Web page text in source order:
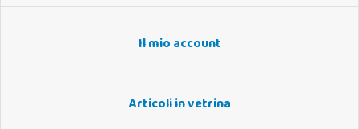
Il mio account
Articoli in vetrina